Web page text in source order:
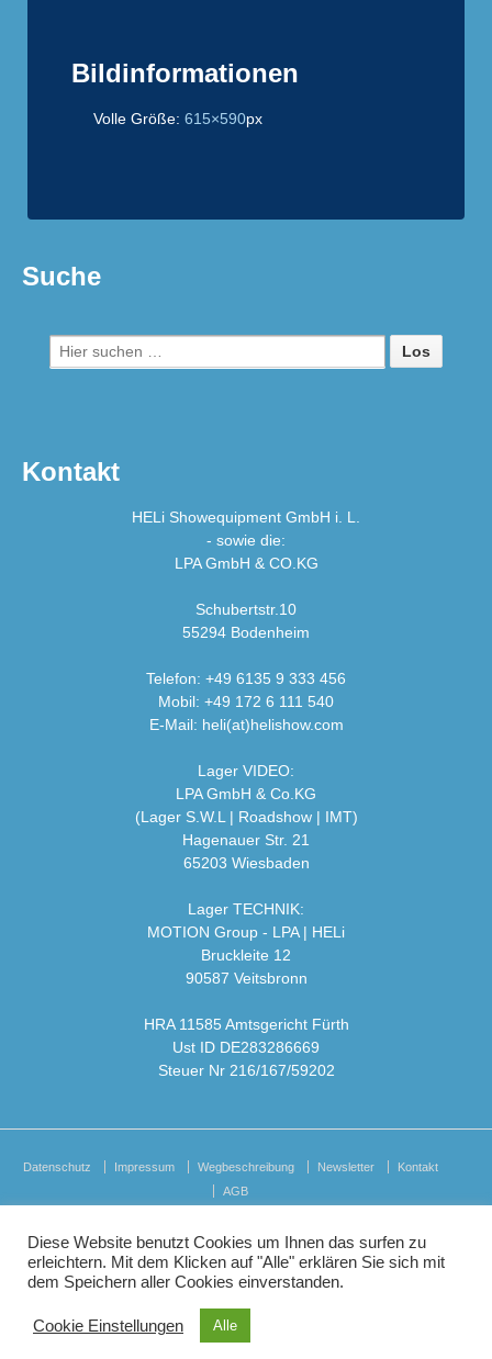
Bildinformationen
Volle Größe: 615×590px
Suche
Suche
nach:
Kontakt
HELi Showequipment GmbH i. L.
- sowie die:
LPA GmbH & CO.KG
Schubertstr.10
55294 Bodenheim
Telefon: +49 6135 9 333 456
Mobil: +49 172 6 111 540
E-Mail: heli(at)helishow.com
Lager VIDEO:
LPA GmbH & Co.KG
(Lager S.W.L | Roadshow | IMT)
Hagenauer Str. 21
65203 Wiesbaden
Lager TECHNIK:
MOTION Group - LPA | HELi
Bruckleite 12
90587 Veitsbronn
HRA 11585 Amtsgericht Fürth
Ust ID DE283286669
Steuer Nr 216/167/59202
Datenschutz Impressum Wegbeschreibung Newsletter
Kontakt
AGB
© 2026HELi Showequipment GmbH i.L.
Diese Website benutzt Cookies um Ihnen das surfen zu
erleichtern. Mit dem Klicken auf "Alle" erklären Sie sich mit
dem Speichern aller Cookies einverstanden.
Cookie Einstellungen Alle